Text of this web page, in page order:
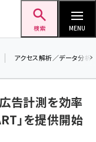
検索 MENU
アクセス解析／データ分析
告計測を効率
」を提供開始
る